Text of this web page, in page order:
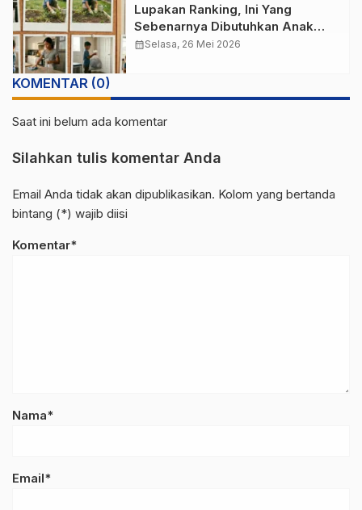
Lupakan Ranking, Ini Yang
Sebenarnya Dibutuhkan Anak
Indonesia
calendar_monthSelasa, 26 Mei 2026
KOMENTAR (0)
Saat ini belum ada komentar
Silahkan tulis komentar Anda
Email Anda tidak akan dipublikasikan. Kolom yang bertanda
bintang (*) wajib diisi
Komentar*
Nama*
Email*